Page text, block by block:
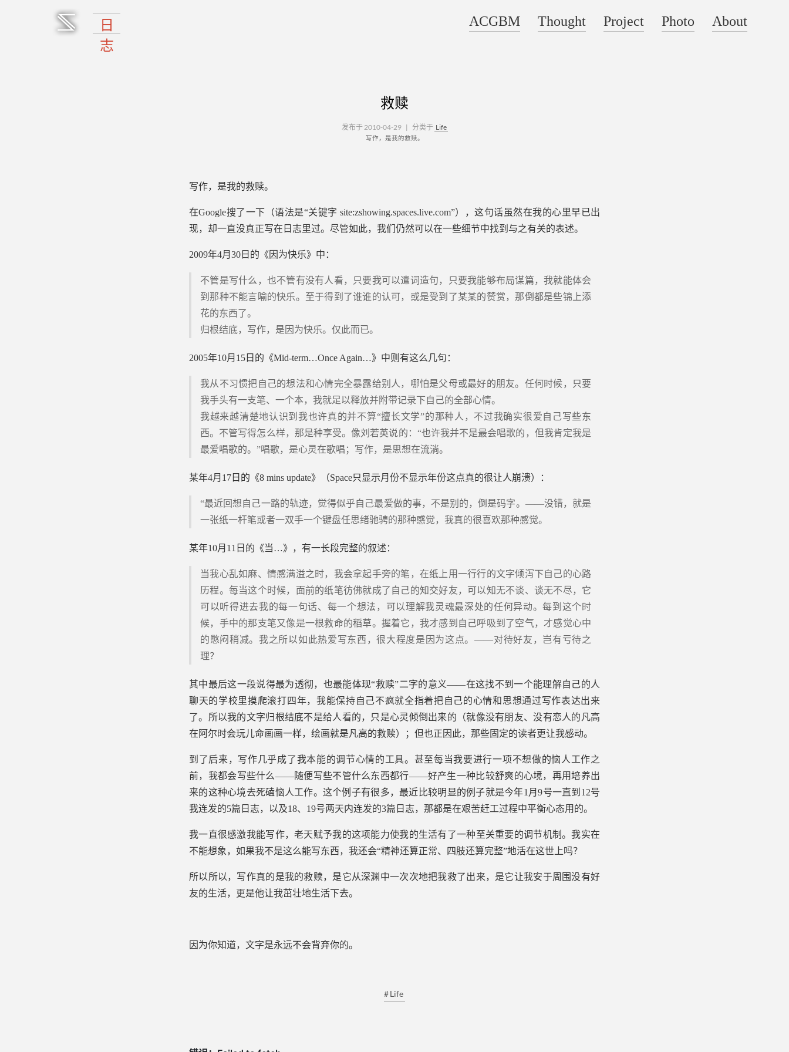
About
Photo
Project
Thought
ACGBM
救赎
发布于 2010-04-29 | 分类于 Life
写作，是我的救赎。
写作，是我的救赎。
在Google搜了一下（语法是“关键字 site:zshowing.spaces.live.com”），这句话虽然在我的心里早已出
现，却一直没真正写在日志里过。尽管如此，我们仍然可以在一些细节中找到与之有关的表述。
2009年4月30日的《因为快乐》中：
不管是写什么，也不管有没有人看，只要我可以遣词造句，只要我能够布局谋篇，我就能体会
到那种不能言喻的快乐。至于得到了谁谁的认可，或是受到了某某的赞赏，那倒都是些锦上添
花的东西了。
归根结底，写作，是因为快乐。仅此而已。
2005年10月15日的《Mid-term…Once Again…》中则有这么几句：
我从不习惯把自己的想法和心情完全暴露给别人，哪怕是父母或最好的朋友。任何时候，只要
我手头有一支笔、一个本，我就足以释放并附带记录下自己的全部心情。
我越来越清楚地认识到我也许真的并不算“擅长文学”的那种人，不过我确实很爱自己写些东
西。不管写得怎么样，那是种享受。像刘若英说的：“也许我并不是最会唱歌的，但我肯定我是
最爱唱歌的。”唱歌，是心灵在歌唱；写作，是思想在流淌。
某年4月17日的《8 mins update》（Space只显示月份不显示年份这点真的很让人崩溃）：
“最近回想自己一路的轨迹，觉得似乎自己最爱做的事，不是别的，倒是码字。——没错，就是
一张纸一杆笔或者一双手一个键盘任思绪驰骋的那种感觉，我真的很喜欢那种感觉。
某年10月11日的《当…》，有一长段完整的叙述：
当我心乱如麻、情感满溢之时，我会拿起手旁的笔，在纸上用一行行的文字倾泻下自己的心路
历程。每当这个时候，面前的纸笔彷佛就成了自己的知交好友，可以知无不谈、谈无不尽，它
可以听得进去我的每一句话、每一个想法，可以理解我灵魂最深处的任何异动。每到这个时
候，手中的那支笔又像是一根救命的稻草。握着它，我才感到自己呼吸到了空气，才感觉心中
的憋闷稍减。我之所以如此热爱写东西，很大程度是因为这点。——对待好友，岂有亏待之
理？
其中最后这一段说得最为透彻，也最能体现“救赎”二字的意义——在这找不到一个能理解自己的人
聊天的学校里摸爬滚打四年，我能保持自己不疯就全指着把自己的心情和思想通过写作表达出来
了。所以我的文字归根结底不是给人看的，只是心灵倾倒出来的（就像没有朋友、没有恋人的凡高
在阿尔时会玩儿命画画一样，绘画就是凡高的救赎）；但也正因此，那些固定的读者更让我感动。
到了后来，写作几乎成了我本能的调节心情的工具。甚至每当我要进行一项不想做的恼人工作之
前，我都会写些什么——随便写些不管什么东西都行——好产生一种比较舒爽的心境，再用培养出
来的这种心境去死磕恼人工作。这个例子有很多，最近比较明显的例子就是今年1月9号一直到12号
我连发的5篇日志，以及18、19号两天内连发的3篇日志，那都是在艰苦赶工过程中平衡心态用的。
我一直很感激我能写作，老天赋予我的这项能力使我的生活有了一种至关重要的调节机制。我实在
不能想象，如果我不是这么能写东西，我还会“精神还算正常、四肢还算完整”地活在这世上吗？
所以所以，写作真的是我的救赎，是它从深渊中一次次地把我救了出来，是它让我安于周围没有好
友的生活，更是他让我茁壮地生活下去。
因为你知道，文字是永远不会背弃你的。
Life